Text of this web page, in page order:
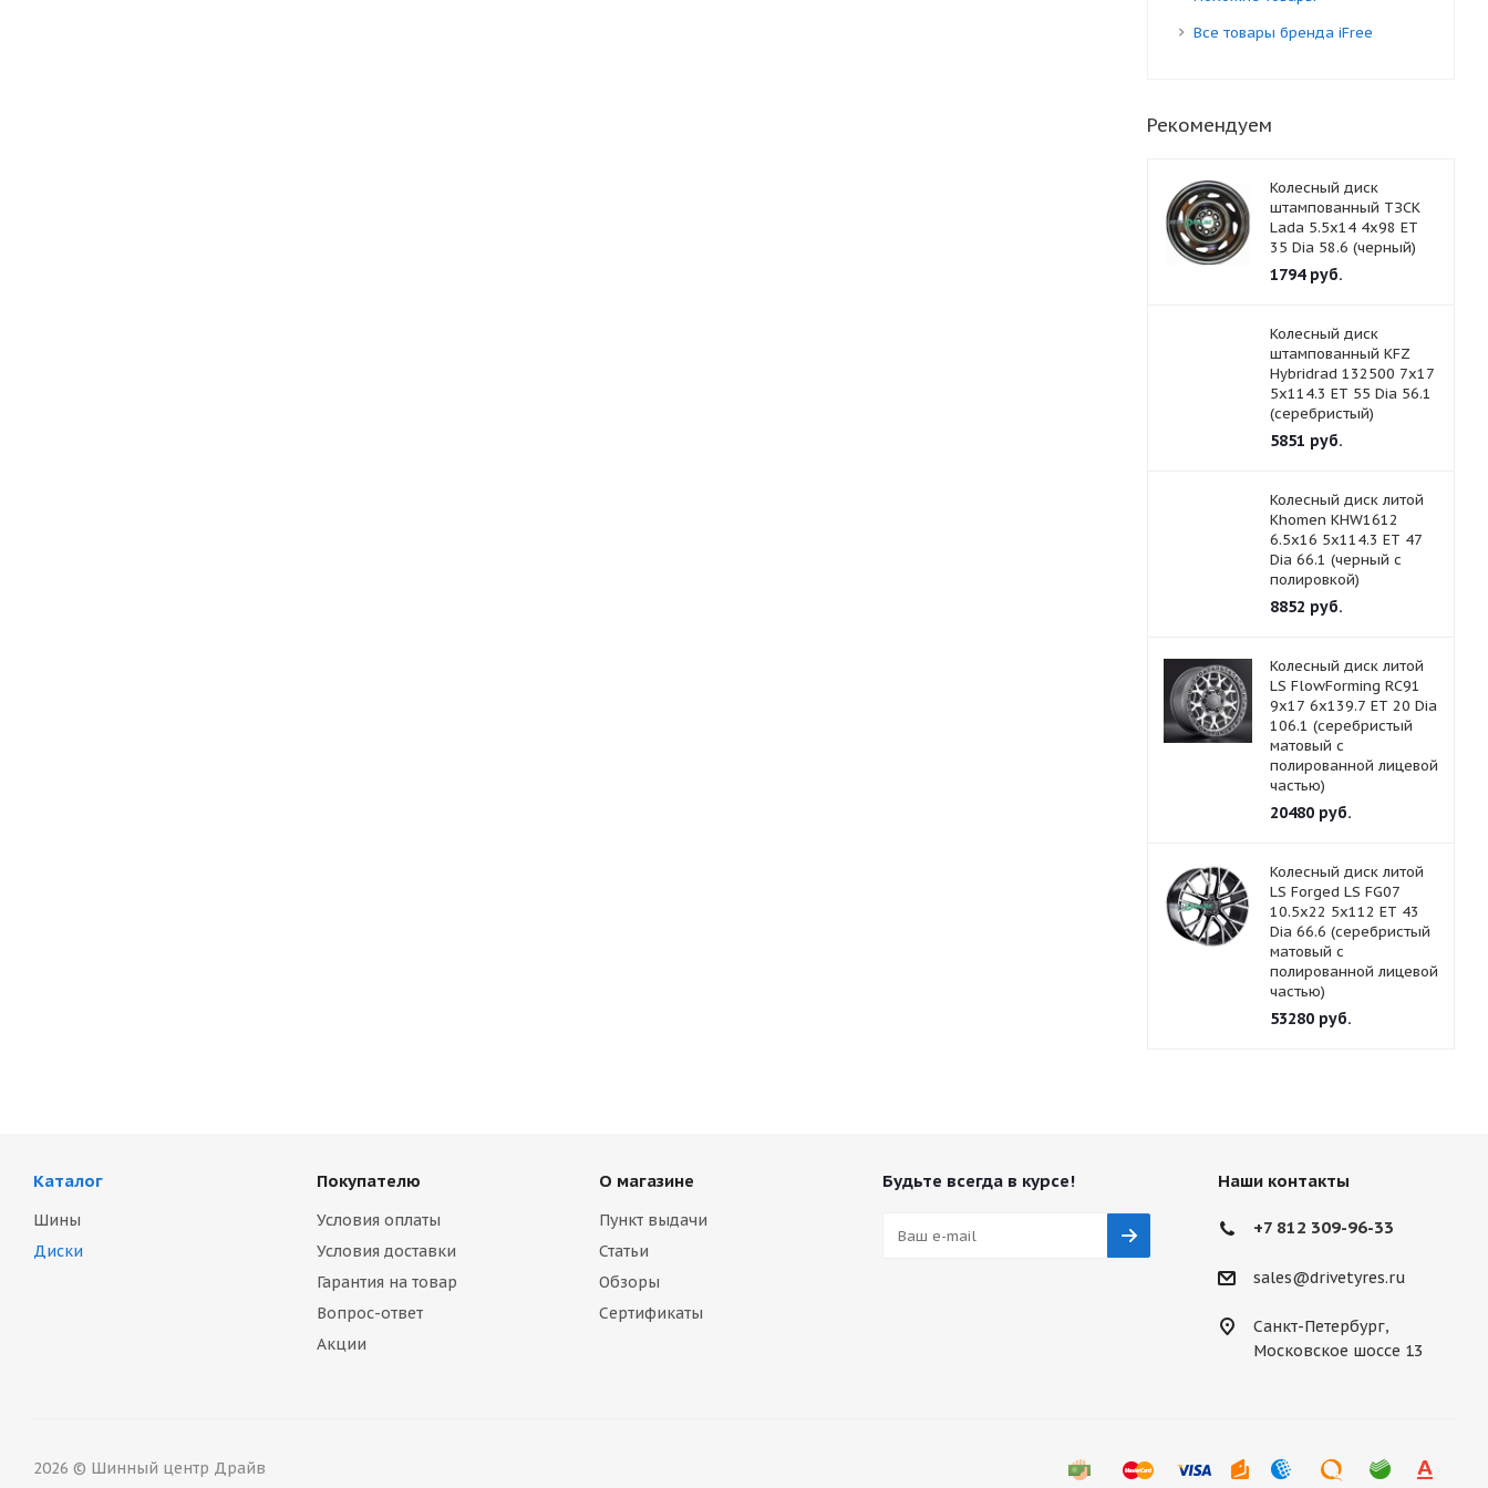
Все товары бренда iFree
Рекомендуем
Колесный диск
штампованный ТЗСК
Lada 5.5x14 4x98 ET
35 Dia 58.6 (черный)
1794руб.
Колесный диск
штампованный KFZ
Hybridrad 132500 7x17
5x114.3 ET 55 Dia 56.1
(серебристый)
5851 руб.
Колесный диск литой
Khomen KHW1612
6.5x16 5x114.3 ET 47
Dia 66.1 (черный с
полировкой)
8852 руб.
Колесный диск литой
LS FlowForming RC91
9x17 6x139.7 ET 20 Dia
106.1 (серебристый
матовый с
полированной лицевой
частью)
20480руб.
Колесный диск литой
LS Forged LS FG07
10.5x22 5x112 ET 43
Dia 66.6 (серебристый
матовый с
полированной лицевой
частью)
53280руб.
Каталог
Шины
Диски
Покупателю
Условия оплаты
Условия доставки
Гарантия на товар
Вопрос-ответ
Акции
О магазине
Пункт выдачи
Статьи
Обзоры
Сертификаты
Будьте всегда в курсе! Наши контакты
+7 812 309-96-33
sales@drivetyres.ru
Санкт-Петербург,
Московское шоссе 13
2026 © Шинный центр Драйв